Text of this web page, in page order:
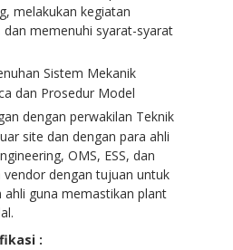
melakukan kegiatan
memenuhi syarat-syarat
Sistem Mekanik
dan Prosedur Model
dengan perwakilan Teknik
site dan dengan para ahli
OMS, ESS, dan
vendor dengan tujuan untuk
ahli guna memastikan plant
: